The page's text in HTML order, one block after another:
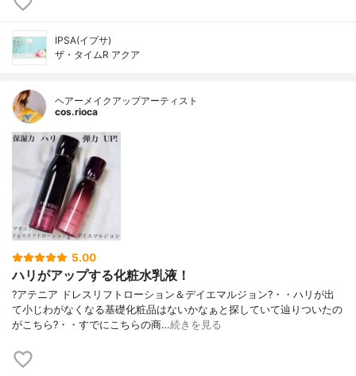
IPSA(イプサ)
ザ・タイムR アクア
ヘアーメイクアップアーティスト
cos.rioca
5.00
ハリがアップする化粧水乳液！
?アテニア ドレスリフトローション＆デイエマルジョン?・・ハリが出
て小じわがなくなる基礎化粧品はないかなぁと探していて辿りついたの
がこちら?・・すでにこちらの商…続きを見る